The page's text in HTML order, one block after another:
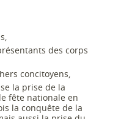
des corps
concitoyens,
la prise de la
fête nationale en
la conquête de la